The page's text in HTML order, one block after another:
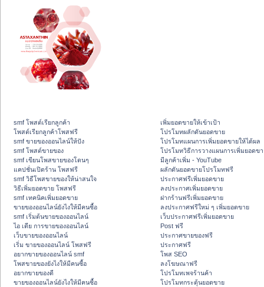
smf โพสต์เรียกลูกค้า
โพสต์เรียกลูกค้าโพสฟรี
smf ขายของออนไลน์ให้ปัง
smf โพสต์ขายของ
smf เขียนโพสขายของโดนๆ
แคปชั่นเปิดร้าน โพสฟรี
smf วิธีโพสขายของให้น่าสนใจ
วิธีเพิ่มยอดขาย โพสฟรี
smf เทคนิคเพิ่มยอดขาย
ขายของออนไลน์ยังไงให้มีคนซื้อ
smf เริ่มต้นขายของออนไลน์
ไอ เดีย การขายของออนไลน์
เว็บขายของออนไลน์
เริ่ม ขายของออนไลน์ โพสฟรี
อยากขายของออนไลน์ smf
โพสขายของยังไงให้มีคนซื้อ
อยากขายของดี
ขายของออนไลน์ยังไงให้มีคนซื้อ
เพิ่มยอดขายให้เข้าเป้า
โปรโมทผลักดันยอดขาย
โปรโมทแผนการเพิ่มยอดขายให้ได้ผล
โปรโมทวิธีการวางแผนการเพิ่มยอดข
มีลูกค้าเพิ่ม - YouTube
ผลักดันยอดขายโปรโมทฟรี
ประกาศฟรีเพิ่มยอดขาย
ลงประกาศเพิ่มยอดขาย
ฝากร้านฟรีเพิ่มยอดขาย
ลงประกาศฟรีใหม่ ๆ เพิ่มยอดขาย
เว็บประกาศฟรีเพิ่มยอดขาย
Post ฟรี
ประกาศขายของฟรี
ประกาศฟรี
โพส SEO
ลงโฆษณาฟรี
โปรโมทเพจร้านค้า
โปรโมทกระตุ้นยอดขาย